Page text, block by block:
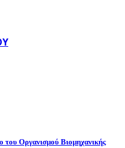
Οργανισμού Βιομηχανικής